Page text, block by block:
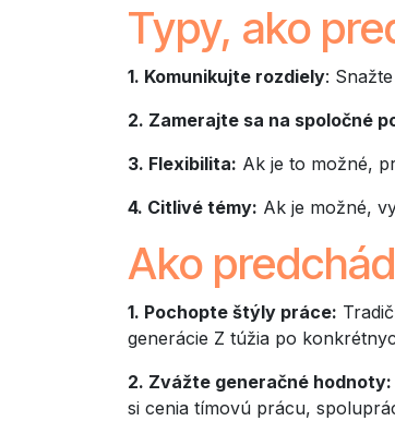
Typy, ako
1. Komunikujte rozdiely:
2. Zamerajte sa na spoločné
3. Flexibilita: Ak je to možné,
4. Citlivé témy: Ak je možné,
Ako
1. Pochopte štýly práce:
generácie Z túžia po
2. Zvážte generačné hodnoty:
si cenia tímovú prácu,